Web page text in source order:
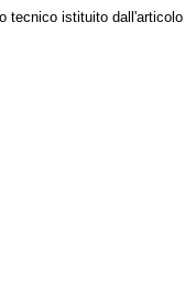
tecnico istituito